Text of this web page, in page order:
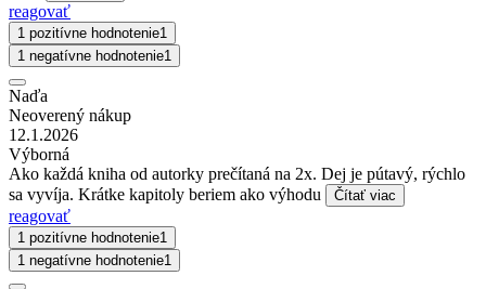
reagovať
1 pozitívne hodnotenie1
1 negatívne hodnotenie1
Naďa
Neoverený nákup
12.1.2026
Výborná
Ako každá kniha od autorky prečítaná na 2x. Dej je pútavý, rýchlo
sa vyvíja. Krátke kapitoly beriem ako výhodu
Čítať viac
reagovať
1 pozitívne hodnotenie1
1 negatívne hodnotenie1